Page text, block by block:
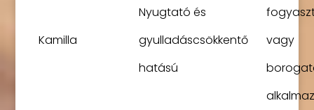
Kamilla
Nyugtató és
gyulladáscsökkentő
hatású
vagy